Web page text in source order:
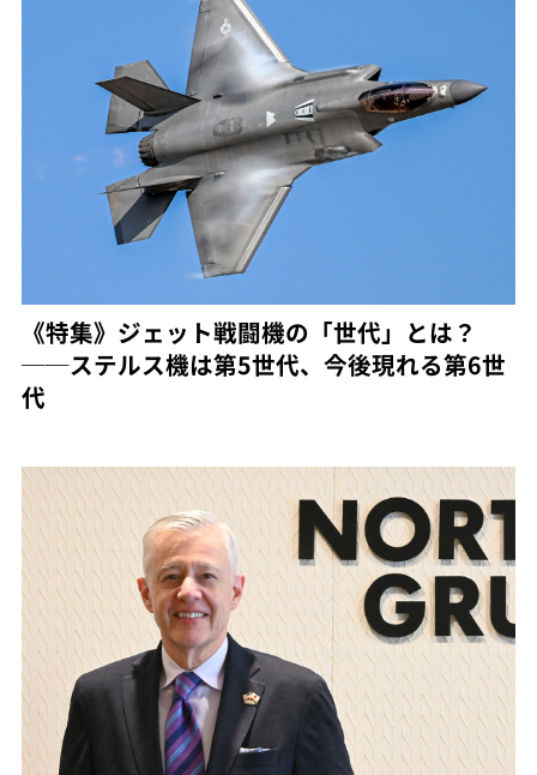
《特集》ジェット戦闘機の「世代」とは？
──ステルス機は第5世代、今後現れる第6世
代